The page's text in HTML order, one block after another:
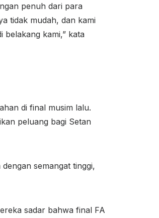
penuh dari para
tidak mudah, dan kami
belakang kami,” kata
di final musim lalu.
peluang bagi Setan
semangat tinggi,
sadar bahwa final FA